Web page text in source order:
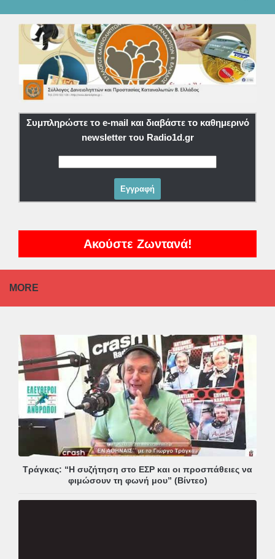
Συμπληρώστε το e-mail και διαβάστε το καθημερινό
newsletter του Radio1d.gr
Ακούστε Ζωντανά!
MORE
Τράγκας: “Η συζήτηση στο ΕΣΡ και οι προσπάθειες να
φιμώσουν τη φωνή μου” (Βίντεο)